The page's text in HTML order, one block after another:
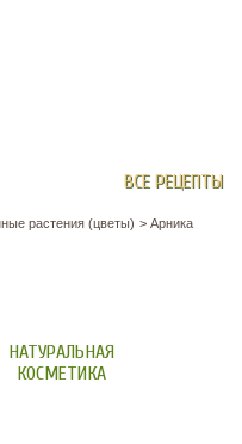
ВСЕ РЕЦЕПТЫ
растения (цветы) > Арника
НАТУРАЛЬНАЯ
КОСМЕТИКА